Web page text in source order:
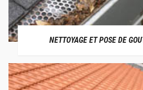
NETTOYAGE ET POSE DE